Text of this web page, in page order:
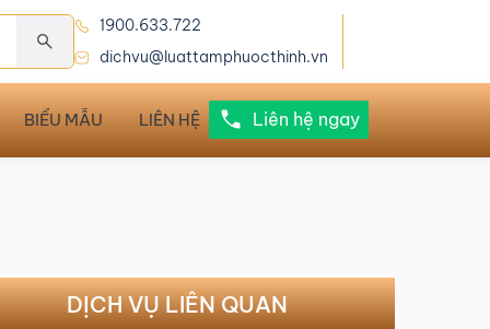
1900.633.722
dichvu@luattamphuocthinh.vn
BIỂU MẪU LIÊN HỆ Liên hệ ngay
DỊCH VỤ LIÊN QUAN